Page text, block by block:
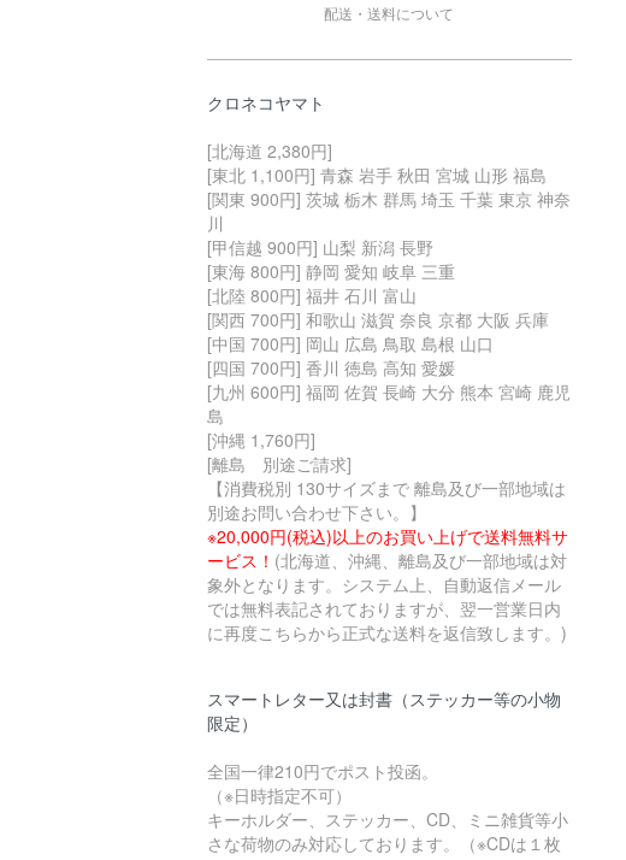
配送・送料について
クロネコヤマト
[北海道 2,380円]
[東北 1,100円] 青森 岩手 秋田 宮城 山形 福島
[関東 900円] 茨城 栃木 群馬 埼玉 千葉 東京 神奈
川
[甲信越 900円] 山梨 新潟 長野
[東海 800円] 静岡 愛知 岐阜 三重
[北陸 800円] 福井 石川 富山
[関西 700円] 和歌山 滋賀 奈良 京都 大阪 兵庫
[中国 700円] 岡山 広島 鳥取 島根 山口
[四国 700円] 香川 徳島 高知 愛媛
[九州 600円] 福岡 佐賀 長崎 大分 熊本 宮崎 鹿児
島
[沖縄 1,760円]
[離島 別途ご請求]
【消費税別 130サイズまで 離島及び一部地域は
別途お問い合わせ下さい。】
※20,000円(税込)以上のお買い上げで送料無料サ
ービス！ (北海道、沖縄、離島及び一部地域は対
象外となります。システム上、自動返信メール
では無料表記されておりますが、翌一営業日内
に再度こちらから正式な送料を返信致します。)
スマートレター又は封書（ステッカー等の小物
限定）
全国一律210円でポスト投函。
（※日時指定不可）
キーホルダー、ステッカー、CD、ミニ雑貨等小
さな荷物のみ対応しております。（※CDは１枚